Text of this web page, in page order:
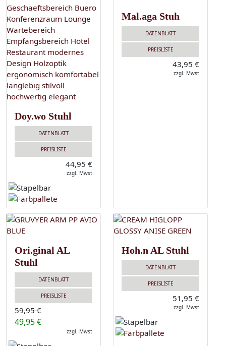
Doy.wo Stuhl
DATENBLATT
PREISLISTE
44,95 €
zzgl. Mwst
Mal.aga Stuh
DATENBLATT
PREISLISTE
43,95 €
zzgl. Mwst
Ori.ginal AL
Stuhl
DATENBLATT
PREISLISTE
59,95 €
49,95 €
zzgl. Mwst
Hoh.n AL Stuhl
DATENBLATT
PREISLISTE
51,95 €
zzgl. Mwst